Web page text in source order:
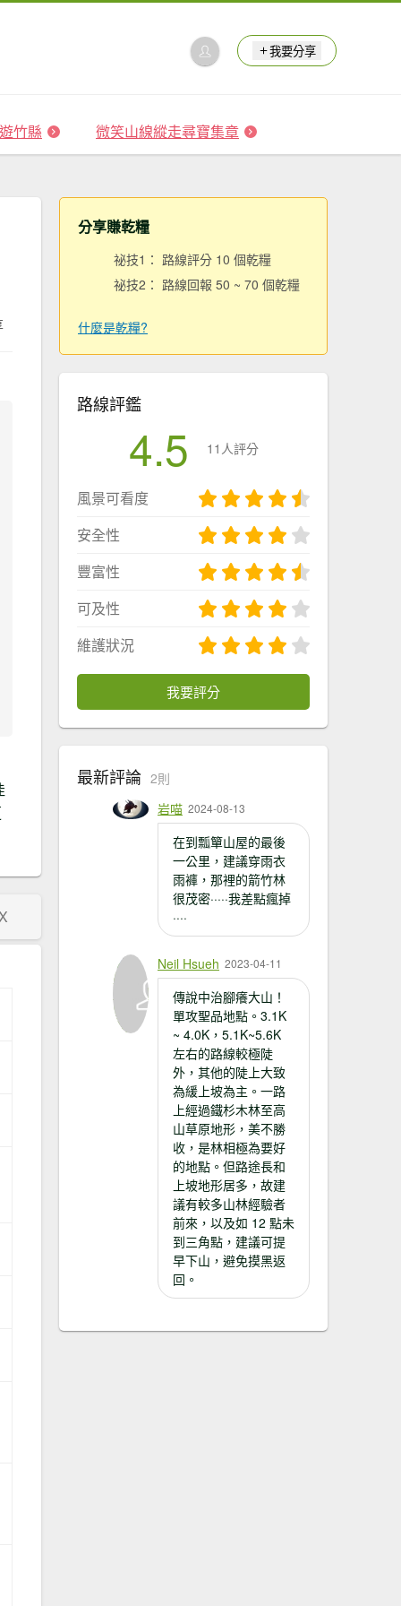
我要分享
竹縣 微笑山線縱走尋寶集章
分享賺乾糧
祕技1： 路線評分 10 個乾糧
祕技2： 路線回報 50 ~ 70 個乾糧
什麼是乾糧?
路線評鑑
4.5 11人評分
風景可看度
安全性
豐富性
可及性
維護狀況
我要評分
最新評論 2則
岩喵 2024-08-13
在到瓢簞山屋的最後
一公里，建議穿雨衣
雨褲，那裡的箭竹林
很茂密·····我差點瘋掉
····
Neil Hsueh 2023-04-11
傳說中治腳癢大山！
單攻聖品地點。3.1K
~ 4.0K，5.1K~5.6K
左右的路線較極陡
外，其他的陡上大致
為緩上坡為主。一路
上經過鐵杉木林至高
山草原地形，美不勝
收，是林相極為要好
的地點。但路途長和
上坡地形居多，故建
議有較多山林經驗者
前來，以及如 12 點未
到三角點，建議可提
早下山，避免摸黑返
回。